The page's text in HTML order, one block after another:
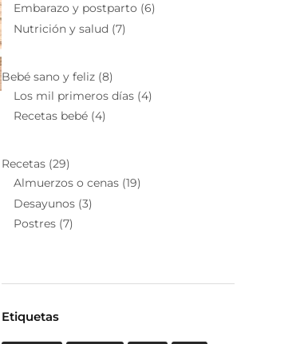
Embarazo y postparto (6)
Nutrición y salud (7)
Bebé sano y feliz(8)
Los mil primeros días(4)
Recetas bebé(4)
Recetas(29)
Almuerzos o cenas(19)
Desayunos(3)
Postres(7)
Etiquetas